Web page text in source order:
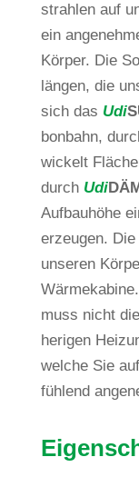
strahlen auf
ein
Körper. Die
längen, die
sich das Udi
bon­bahn,
wi­ckelt
durch Udi
Auf­bau­höhe
erzeugen.
unseren
muss nicht
he­rigen
welche Sie
füh­lend